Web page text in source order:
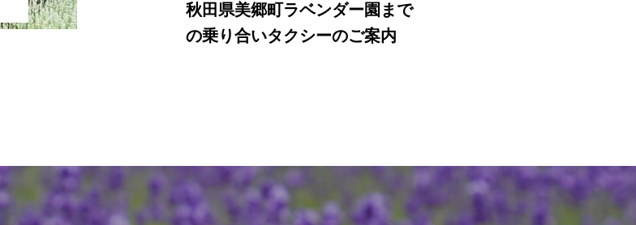
秋田県美郷町ラベンダー園まで
の乗り合いタクシーのご案内